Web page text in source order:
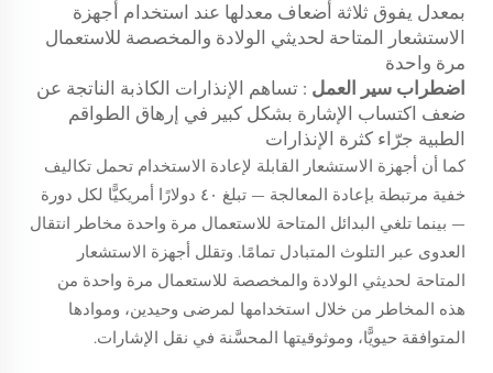
بمعدل يفوق ثلاثة أضعاف معدلها عند استخدام أجهزة
الاستشعار المتاحة لحديثي الولادة والمخصصة للاستعمال
مرة واحدة
اضطراب سير العمل : تساهم الإنذارات الكاذبة الناتجة عن
ضعف اكتساب الإشارة بشكل كبير في إرهاق الطواقم
الطبية جرّاء كثرة الإنذارات
كما أن أجهزة الاستشعار القابلة لإعادة الاستخدام تحمل تكاليف
خفية مرتبطة بإعادة المعالجة — تبلغ ٤٠ دولارًا أمريكيًّا لكل دورة
— بينما تلغي البدائل المتاحة للاستعمال مرة واحدة مخاطر انتقال
العدوى عبر التلوث المتبادل تمامًا. وتقلل أجهزة الاستشعار
المتاحة لحديثي الولادة والمخصصة للاستعمال مرة واحدة من
هذه المخاطر من خلال استخدامها لمرضى وحيدين، وموادها
المتوافقة حيويًّا، وموثوقيتها المحسَّنة في نقل الإشارات.